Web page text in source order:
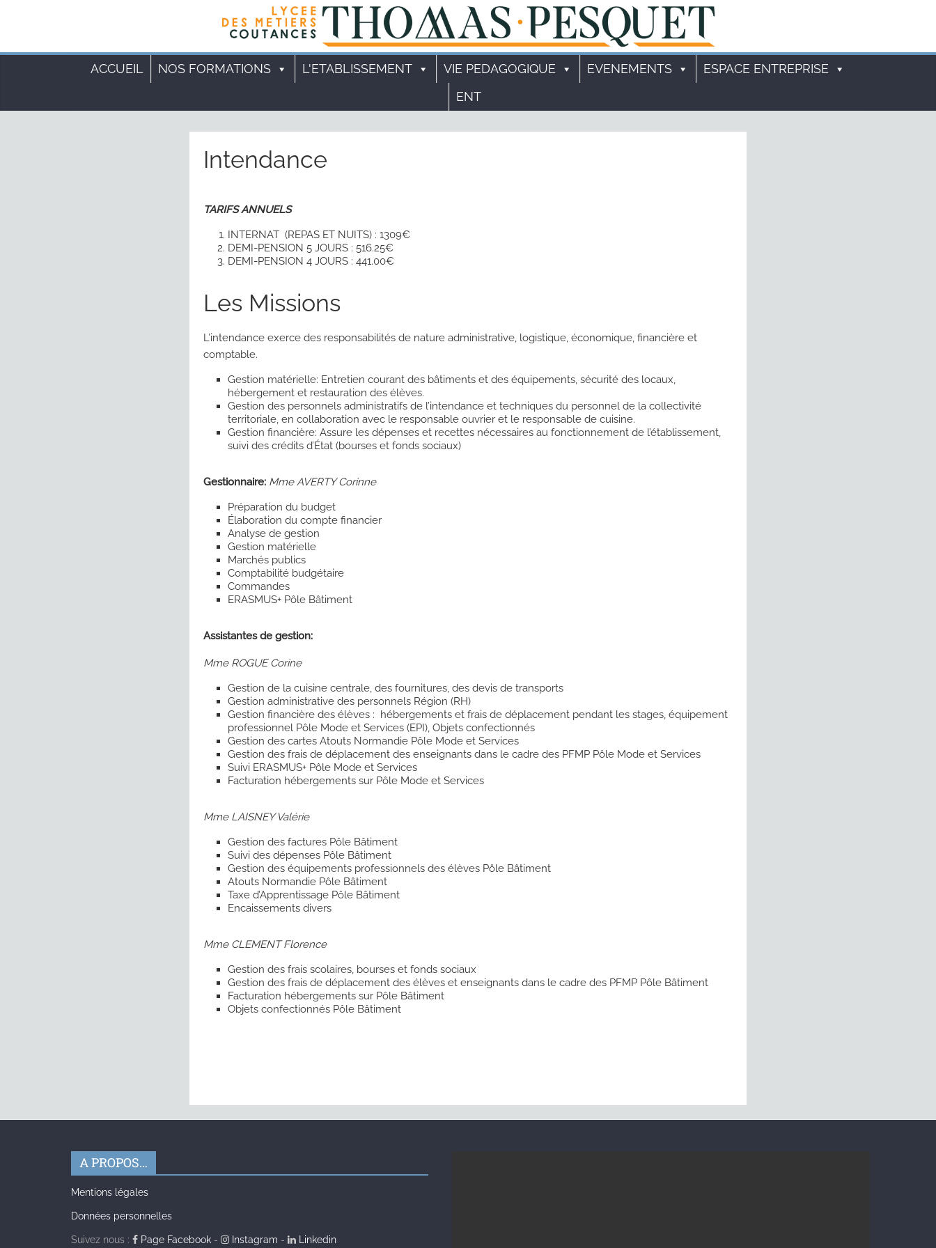
ACCUEIL NOS FORMATIONS L'ETABLISSEMENT VIE PEDAGOGIQUE EVENEMENTS
ESPACE ENTREPRISE
ENT
Intendance
TARIFS ANNUELS
INTERNAT (REPAS ET NUITS) : 1309€
DEMI-PENSION 5 JOURS : 516.25€
DEMI-PENSION 4 JOURS : 441.00€
Les Missions
L’intendance exerce des responsabilités de nature administrative, logistique, économique, financière et
comptable.
Gestion matérielle: Entretien courant des bâtiments et des équipements, sécurité des locaux,
hébergement et restauration des élèves.
Gestion des personnels administratifs de l’intendance et techniques du personnel de la collectivité
territoriale, en collaboration avec le responsable ouvrier et le responsable de cuisine.
Gestion financière: Assure les dépenses et recettes nécessaires au fonctionnement de l’établissement,
suivi des crédits d’État (bourses et fonds sociaux)
Gestionnaire: Mme AVERTY Corinne
Préparation du budget
Élaboration du compte financier
Analyse de gestion
Gestion matérielle
Marchés publics
Comptabilité budgétaire
Commandes
ERASMUS+ Pôle Bâtiment
Assistantes de gestion:
Mme ROGUE Corine
Gestion de la cuisine centrale, des fournitures, des devis de transports
Gestion administrative des personnels Région (RH)
Gestion financière des élèves : hébergements et frais de déplacement pendant les stages, équipement
professionnel Pôle Mode et Services (EPI), Objets confectionnés
Gestion des cartes Atouts Normandie Pôle Mode et Services
Gestion des frais de déplacement des enseignants dans le cadre des PFMP Pôle Mode et Services
Suivi ERASMUS+ Pôle Mode et Services
Facturation hébergements sur Pôle Mode et Services
Mme LAISNEY Valérie
Gestion des factures Pôle Bâtiment
Suivi des dépenses Pôle Bâtiment
Gestion des équipements professionnels des élèves Pôle Bâtiment
Atouts Normandie Pôle Bâtiment
Taxe d’Apprentissage Pôle Bâtiment
Encaissements divers
Mme CLEMENT Florence
Gestion des frais scolaires, bourses et fonds sociaux
Gestion des frais de déplacement des élèves et enseignants dans le cadre des PFMP Pôle Bâtiment
Facturation hébergements sur Pôle Bâtiment
Objets confectionnés Pôle Bâtiment
A PROPOS…
Mentions légales
Données personnelles
Suivez nous : Page Facebook - Instagram - Linkedin